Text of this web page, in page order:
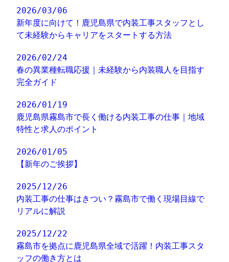
2026/03/06
新年度に向けて！鹿児島県で内装工事スタッフとし
て未経験からキャリアをスタートする方法
2026/02/24
春の異業種転職応援｜未経験から内装職人を目指す
完全ガイド
2026/01/19
鹿児島県霧島市で長く働ける内装工事の仕事｜地域
特性と求人のポイント
2026/01/05
【新年のご挨拶】
2025/12/26
内装工事の仕事はきつい？霧島市で働く現場目線で
リアルに解説
2025/12/22
霧島市を拠点に鹿児島県全域で活躍！内装工事スタ
ッフの働き方とは